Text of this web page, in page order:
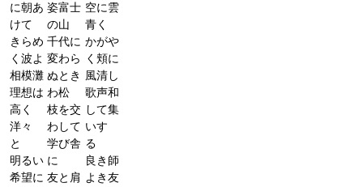
に朝あ
けて
きらめ
く波よ
相模灘
理想は
高く
洋々
と
明るい
希望に
姿富士
の山
千代に
変わら
ぬとき
わ松
枝を交
わして
学び舎
に
友と肩
空に雲
青く
かがや
く頬に
風清し
歌声和
して集
いす
る
良き師
よき友